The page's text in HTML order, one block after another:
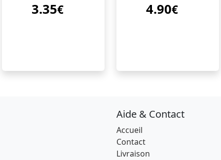
3.35€ 4.90€
Aide & Contact
Accueil
Contact
Livraison